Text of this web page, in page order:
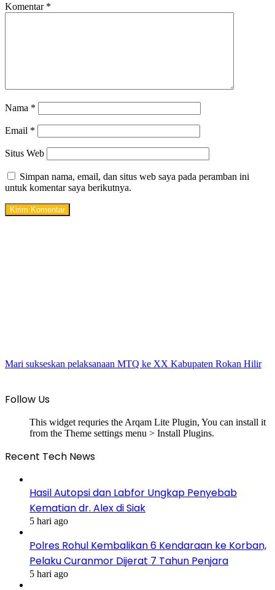
Komentar *
Nama *
Email *
Situs Web
Simpan nama, email, dan situs web saya pada peramban ini
untuk komentar saya berikutnya.
Mari sukseskan pelaksanaan MTQ ke XX Kabupaten Rokan Hilir
Follow Us
This widget requries the Arqam Lite Plugin, You can install it
from the Theme settings menu > Install Plugins.
Recent Tech News
Hasil Autopsi dan Labfor Ungkap Penyebab
Kematian dr. Alex di Siak
5 hari ago
Polres Rohul Kembalikan 6 Kendaraan ke Korban,
Pelaku Curanmor Dijerat 7 Tahun Penjara
5 hari ago